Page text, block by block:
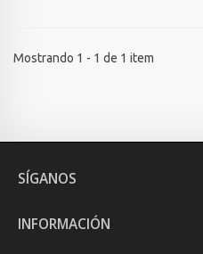
Mostrando 1 - 1 de 1 item
SÍGANOS
INFORMACIÓN